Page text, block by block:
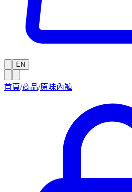
EN
首頁/商品/原味內褲